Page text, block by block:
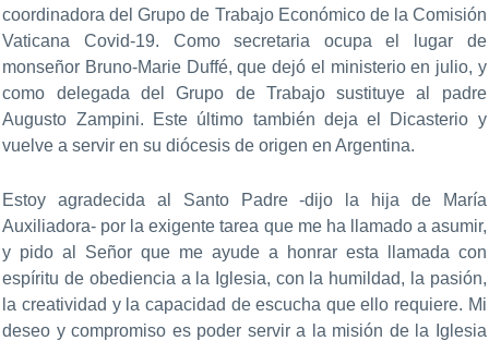
coordinadora del Grupo de Trabajo Económico de la Comisión
Vaticana Covid-19. Como secretaria ocupa el lugar de
monseñor Bruno-Marie Duffé, que dejó el ministerio en julio, y
como delegada del Grupo de Trabajo sustituye al padre
Augusto Zampini. Este último también deja el Dicasterio y
vuelve a servir en su diócesis de origen en Argentina.
Estoy agradecida al Santo Padre -dijo la hija de María
Auxiliadora- por la exigente tarea que me ha llamado a asumir,
y pido al Señor que me ayude a honrar esta llamada con
espíritu de obediencia a la Iglesia, con la humildad, la pasión,
la creatividad y la capacidad de escucha que ello requiere. Mi
deseo y compromiso es poder servir a la misión de la Iglesia